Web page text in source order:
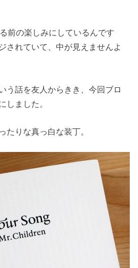
前の楽しみにしているんです
されていて、中が見えませんよ
う話を友人からきき、今回ブロ
しました。
たりな真っ白な装丁。